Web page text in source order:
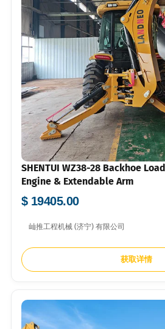
SHENTUI WZ38-28 Backhoe
Engine & Extendable Arm
$ 19405.00
屾推工程机械 (济宁) 有限公司
获取详情